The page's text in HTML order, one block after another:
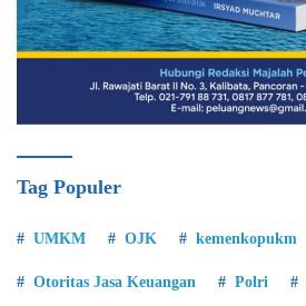
Tag Populer
UMKM OJK kemenkopukm
Otoritas Jasa Keuangan Polri